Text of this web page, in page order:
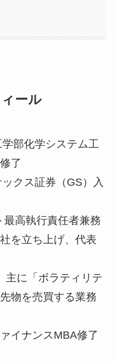
ール
部化学システム工
了
クス証券（GS）入
最高執行責任者兼務
を立ち上げ、代表
主に「ボラティリテ
物を売買する業務
イナンスMBA修了